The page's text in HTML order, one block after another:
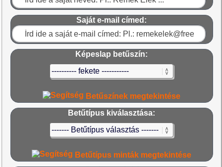
Saját e-mail címed:
Képeslap betűszín:
Betűszínek megtekintése
Betűtípus kiválasztása:
Betűtípus minták megtekintése